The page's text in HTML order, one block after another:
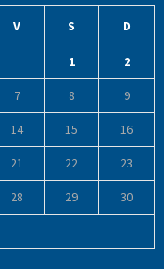
V S D
1 2
7 8 9
14 15 16
21 22 23
28 29 30